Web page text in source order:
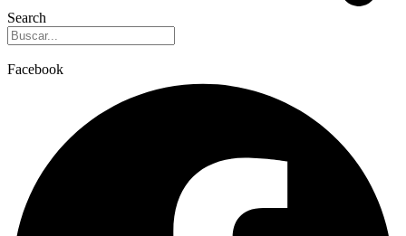
Search
Facebook